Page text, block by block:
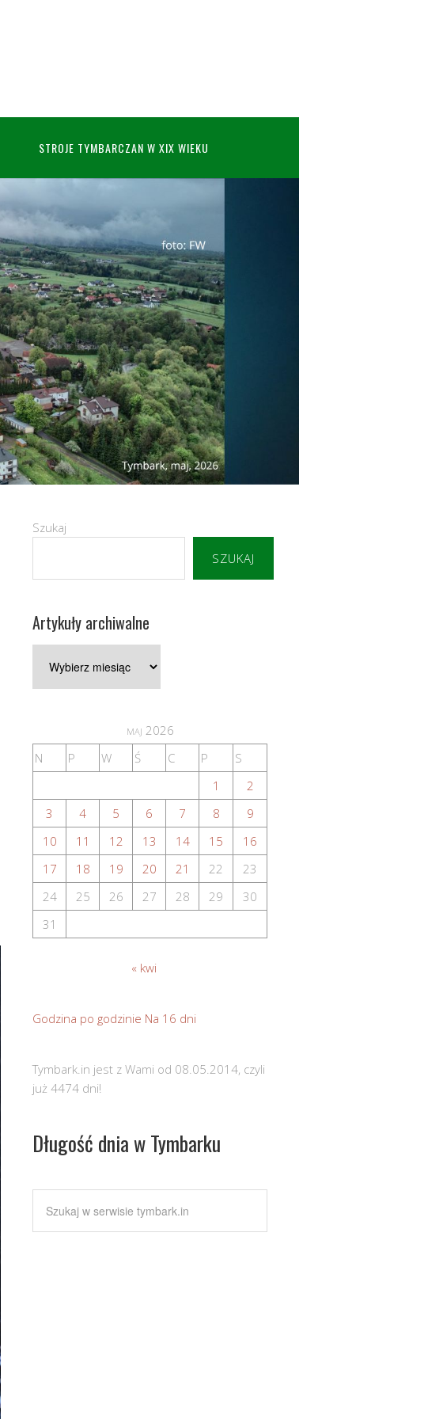
STROJE TYMBARCZAN W XIX WIEKU
Szukaj
SZUKAJ
Artykuły archiwalne
archiwalne
maj 2026
N
P W Ś C P
S
1
2
3
4 5 6 7 8
9
10
11 12 13 14 15
16
17
18 19 20 21 22
23
24
25 26 27 28 29
30
31
« kwi
Godzina po godzinie Na 16 dni
Tymbark.in jest z Wami od 08.05.2014, czyli
już 4474 dni!
Długość dnia w Tymbarku